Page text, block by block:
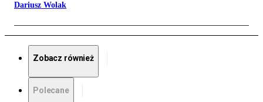
Dariusz Wolak
Zobacz również
Polecane